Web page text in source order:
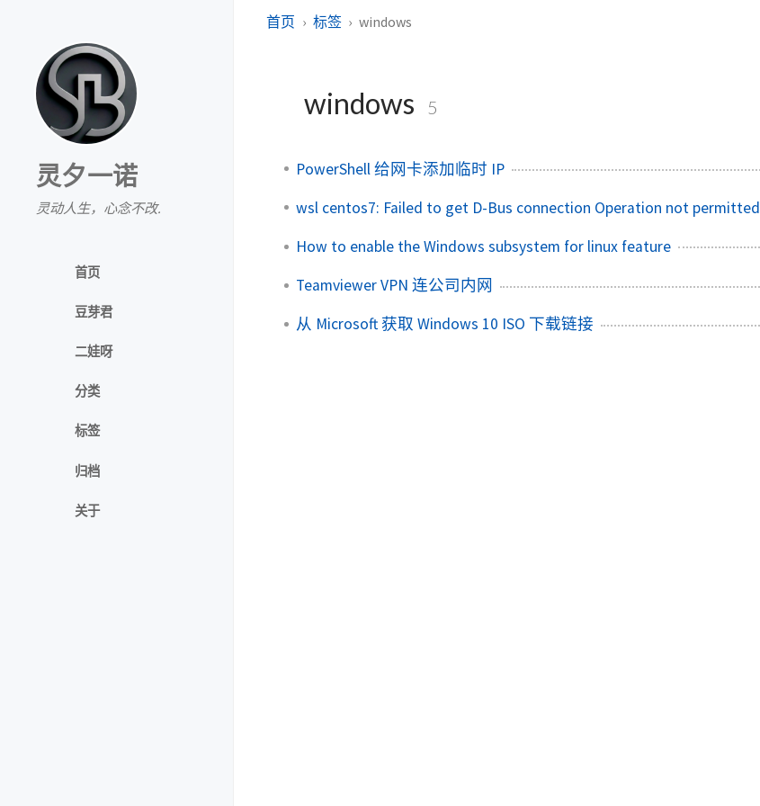
灵夕一诺
灵动人生，心念不改.
首页
豆芽君
二娃呀
分类
标签
归档
关于
首页 标签 windows
windows 5
PowerShell 给网卡添加临时 IP
wsl centos7: Failed to get D-Bus connection Operation not permitted
How to enable the Windows subsystem for linux feature
Teamviewer VPN 连公司内网
从 Microsoft 获取 Windows 10 ISO 下载链接